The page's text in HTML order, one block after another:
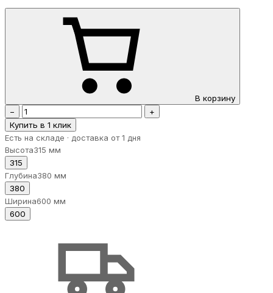
В корзину
−
+
Купить в 1 клик
Есть на складе · доставка от 1 дня
Высота315 мм
315
Глубина380 мм
380
Ширина600 мм
600